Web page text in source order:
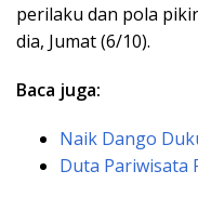
perilaku dan pola
dia, Jumat (6/10).
Baca juga:
Naik Dango
Duta Pariwisata